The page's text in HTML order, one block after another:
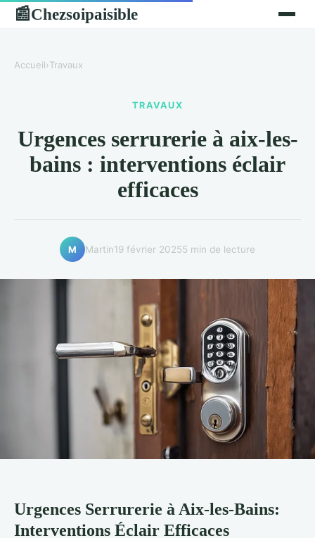
📰Chezsoipaisible
Accueil›Travaux
TRAVAUX
Urgences serrurerie à aix-les-
bains : interventions éclair
efficaces
M Martin19 février 20255 min de lecture
Urgences Serrurerie à Aix-les-Bains:
Interventions Éclair Efficaces